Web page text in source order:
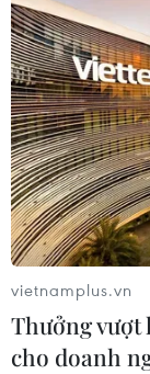
Hà Tĩnh
quyền tự
08/08/2023 11:59
Hoàng Thị Sơn
hội Youtube,
tạc, xúc phạm,
lãnh đạo huyện
vietnamplus.vn
Thưởng vượt
cho doanh